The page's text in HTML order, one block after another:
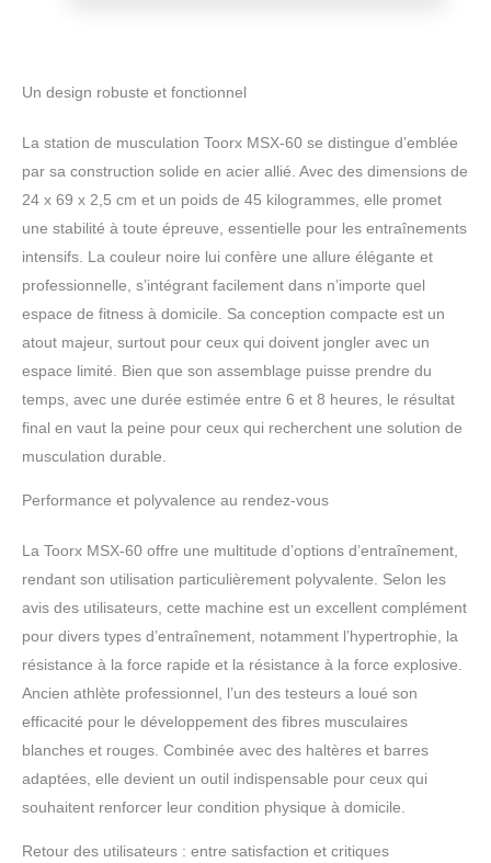
mm + 1740 x 200 x 170 mm + 375 x 335 x 190
Un design robuste et fonctionnel
La station de musculation Toorx MSX-60 se distingue d’emblée
par sa construction solide en acier allié. Avec des dimensions de
24 x 69 x 2,5 cm et un poids de 45 kilogrammes, elle promet
une stabilité à toute épreuve, essentielle pour les entraînements
intensifs. La couleur noire lui confère une allure élégante et
professionnelle, s’intégrant facilement dans n’importe quel
espace de fitness à domicile. Sa conception compacte est un
atout majeur, surtout pour ceux qui doivent jongler avec un
espace limité. Bien que son assemblage puisse prendre du
temps, avec une durée estimée entre 6 et 8 heures, le résultat
final en vaut la peine pour ceux qui recherchent une solution de
musculation durable.
Performance et polyvalence au rendez-vous
La Toorx MSX-60 offre une multitude d’options d’entraînement,
rendant son utilisation particulièrement polyvalente. Selon les
avis des utilisateurs, cette machine est un excellent complément
pour divers types d’entraînement, notamment l’hypertrophie, la
résistance à la force rapide et la résistance à la force explosive.
Ancien athlète professionnel, l’un des testeurs a loué son
efficacité pour le développement des fibres musculaires
blanches et rouges. Combinée avec des haltères et barres
adaptées, elle devient un outil indispensable pour ceux qui
souhaitent renforcer leur condition physique à domicile.
Retour des utilisateurs : entre satisfaction et critiques